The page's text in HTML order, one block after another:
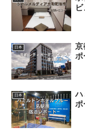
日本
京
ポ
日本
ハ
ポ